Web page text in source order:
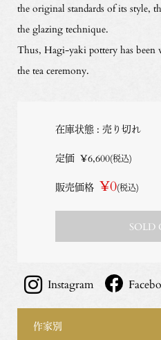
the original standards of its style,
the glazing technique.
Thus, Hagi-yaki pottery has been
the tea ceremony.
在庫状態 : 売り切れ
定価 ¥6,600(税込)
販売価格 ¥0(税込)
SOLD
Instagram
作家別